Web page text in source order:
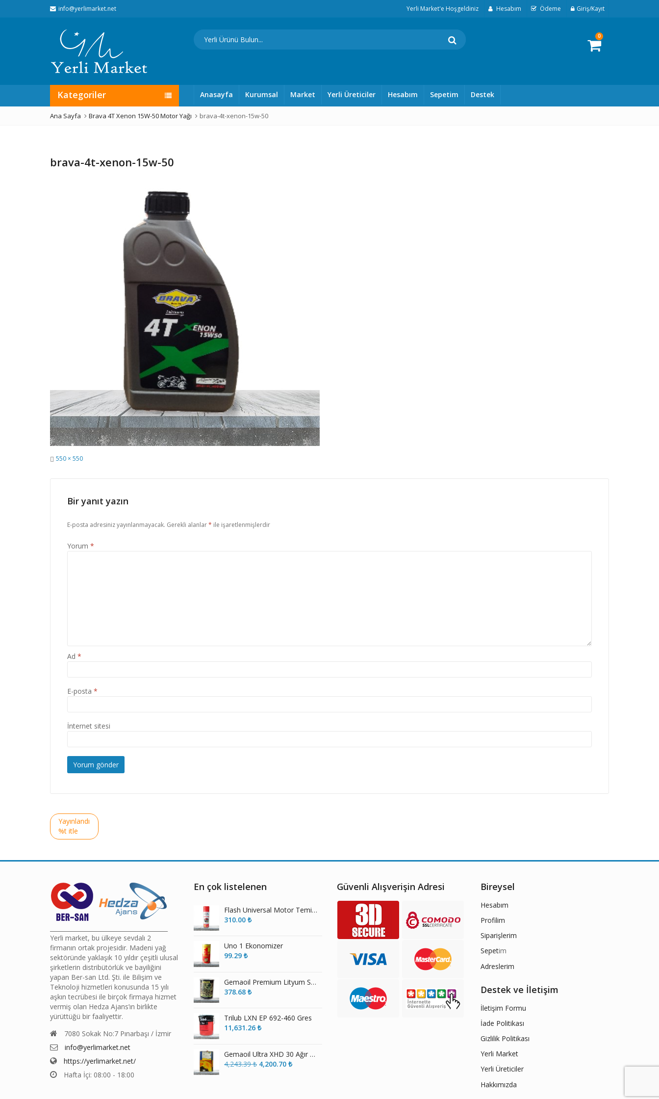
info@yerlimarket.net Yerli Market'e Hoşgeldiniz Hesabım Ödeme Giriş/Kayıt
0
Kategoriler Anasayfa Kurumsal Market Yerli Üreticiler Hesabım Sepetim Destek
Ana Sayfa Brava 4T Xenon 15W-50 Motor Yağı brava-4t-xenon-15w-50
brava-4t-xenon-15w-50
Tam
550 × 550
Bir yanıt yazın
E-posta adresiniz yayınlanmayacak. Gerekli alanlar* ile işaretlenmişlerdir
Yorum*
Ad*
E-posta*
İnternet sitesi
Yazı
gezinmesi
Yayınlandı
%t itle
Yerli market, bu ülkeye sevdalı 2
firmanın ortak projesidir. Madeni yağ
sektöründe yaklaşık 10 yıldır çeşitli ulusal
şirketlerin distribütörlük ve bayiliğini
yapan Ber-san Ltd. Şti. ile Bilişim ve
Teknoloji hizmetleri konusunda 15 yılı
aşkın tecrübesi ile birçok firmaya hizmet
vermiş olan Hedza Ajans’ın birlikte
yürüttüğü bir faaliyettir.
7080 Sokak No:7 Pınarbaşı / İzmir
info@yerlimarket.net
https://yerlimarket.net/
Hafta İçi: 08:00 - 18:00
En çok listelenen
Flash Universal Motor Temizleme Spreyi
310.00 ₺
Uno 1 Ekonomizer
99.29 ₺
Gemaoil Premium Lityum Sabunlu Çok Amaçlı Gres Nlgi No 3
378.68 ₺
Trilub LXN EP 692-460 Gres
11,631.26 ₺
Gemaoil Ultra XHD 30 Ağır Hizmet Motor Yağı
4,243.39₺ Orijinal
4,200.70 ₺Şu
Güvenli Alışverişin Adresi Bireysel
Hesabım
Profilim
Siparişlerim
Sepetim
Adreslerim
Destek ve İletişim
İletişim Formu
İade Politikası
Gizlilik Politikası
Yerli Market
Yerli Üreticiler
Hakkımızda